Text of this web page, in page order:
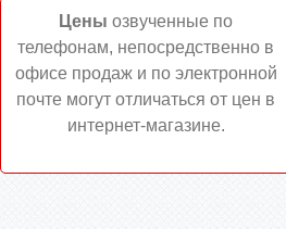
Цены озвученные по
телефонам, непосредственно в
офисе продаж и по электронной
почте могут отличаться от цен в
интернет-магазине.